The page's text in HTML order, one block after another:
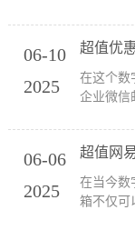
商，如
今天，我
是它的...
06-10
2025
在这个数
企业微信
具，桑
不仅好用
精彩内...
06-06
2025
在当今数
箱不仅可